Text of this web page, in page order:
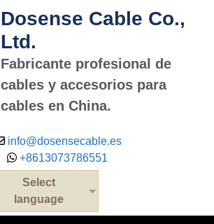
Dosense Cable Co.,
Ltd.
Fabricante profesional de
cables y accesorios para
cables en China.
info@dosensecable.es
+8613073786551
Select
language